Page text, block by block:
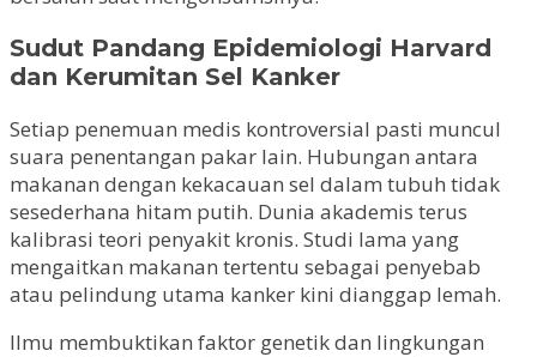
Sudut Pandang Epidemiologi Harvard
dan Kerumitan Sel Kanker
Setiap penemuan medis kontroversial pasti muncul
suara penentangan pakar lain. Hubungan antara
makanan dengan kekacauan sel dalam tubuh tidak
sesederhana hitam putih. Dunia akademis terus
kalibrasi teori penyakit kronis. Studi lama yang
mengaitkan makanan tertentu sebagai penyebab
atau pelindung utama kanker kini dianggap lemah.
Ilmu membuktikan faktor genetik dan lingkungan